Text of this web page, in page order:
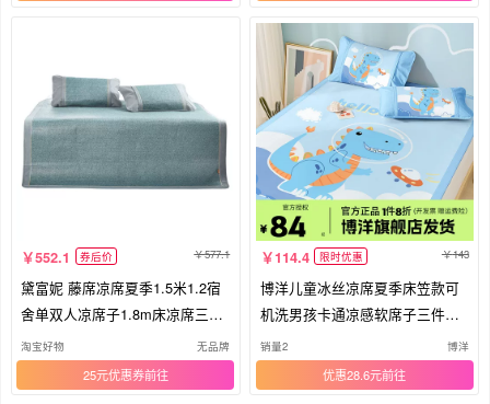
552.1 券后价 577.1
黛富妮 藤席凉席夏季1.5米1.2宿
舍单双人凉席子1.8m床凉席三件
套
淘宝好物 无品牌
25元优惠券
114.4 限时优惠 143
博洋儿童冰丝凉席夏季床笠款可
机洗男孩卡通凉感软席子三件套1
米5
销量2 博洋
优惠28.6元